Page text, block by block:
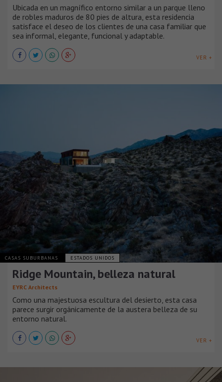
Ubicada en un magnífico entorno similar a un parque lleno
de robles maduros de 80 pies de altura, esta residencia
satisface el deseo de los clientes de una casa familiar que
sea informal, elegante, funcional y adaptable.
VER +
CASAS SUBURBANAS ESTADOS UNIDOS
Ridge Mountain, belleza natural
EYRC Architects
Como una majestuosa escultura del desierto, esta casa
parece surgir orgánicamente de la austera belleza de su
entorno natural.
VER +